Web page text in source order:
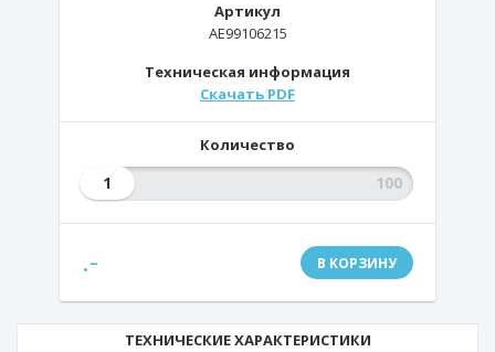
Артикул
AE99106215
Техническая информация
Скачать PDF
Количество
1
.- В КОРЗИНУ
ТЕХНИЧЕСКИЕ ХАРАКТЕРИСТИКИ